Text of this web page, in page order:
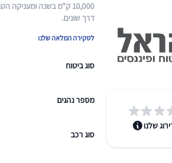
שלנו
10,000 ק"מ בשנה
דרך שונים​.
לסקירה המלאה שלנו
סוג ביטוח
מספר נהגים
סוג רכב